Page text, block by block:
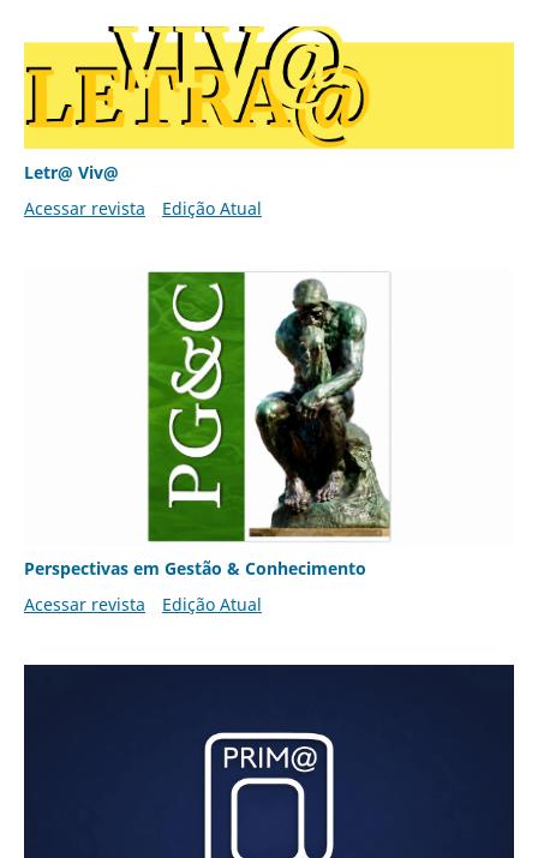
Letr@ Viv@
Acessar revista
Edição Atual
Perspectivas em Gestão & Conhecimento
Acessar revista
Edição Atual